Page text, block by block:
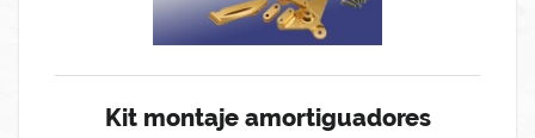
Kit montaje amortiguadores